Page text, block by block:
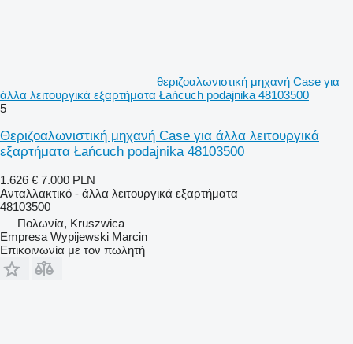
θεριζοαλωνιστική μηχανή Case για
άλλα λειτουργικά εξαρτήματα Łańcuch podajnika 48103500
5
Θεριζοαλωνιστική μηχανή Case για άλλα λειτουργικά
εξαρτήματα Łańcuch podajnika 48103500
1.626 € 7.000 PLN
Ανταλλακτικό - άλλα λειτουργικά εξαρτήματα
48103500
Πολωνία, Kruszwica
Empresa Wypijewski Marcin
Επικοινωνία με τον πωλητή